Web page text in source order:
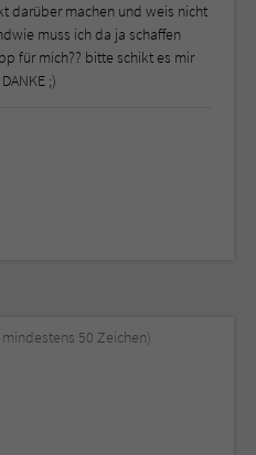
darüber machen und weis nicht
muss ich da ja schaffen
für mich?? bitte schikt es mir
;)